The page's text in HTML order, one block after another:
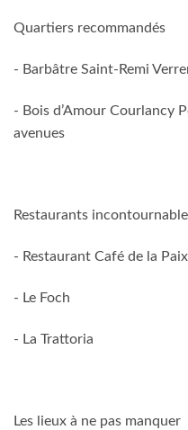
Quartiers recommandés
- Barbâtre Saint-Remi
- Bois d’Amour Courlancy
avenues
Restaurants
- Restaurant Café de la Paix
- Le Foch
- La Trattoria
Les lieux à ne pas manquer